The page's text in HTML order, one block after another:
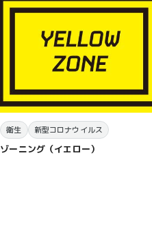
衛生 新型コロナウイルス
ゾーニング（イエロー）